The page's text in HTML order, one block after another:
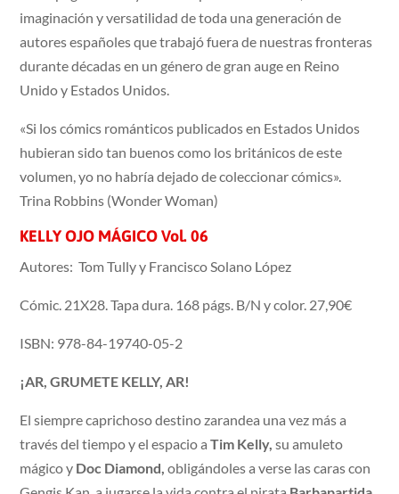
imaginación y versatilidad de toda una generación de
autores españoles que trabajó fuera de nuestras fronteras
durante décadas en un género de gran auge en Reino
Unido y Estados Unidos.
«Si los cómics románticos publicados en Estados Unidos
hubieran sido tan buenos como los británicos de este
volumen, yo no habría dejado de coleccionar cómics».
Trina Robbins (Wonder Woman)
KELLY OJO MÁGICO Vol. 06
Autores: Tom Tully y Francisco Solano López
Cómic. 21X28. Tapa dura. 168 págs. B/N y color. 27,90€
ISBN: 978-84-19740-05-2
¡AR, GRUMETE KELLY, AR!
El siempre caprichoso destino zarandea una vez más a
través del tiempo y el espacio aTim Kelly,su amuleto
mágico y Doc Diamond,obligándoles a verse las caras con